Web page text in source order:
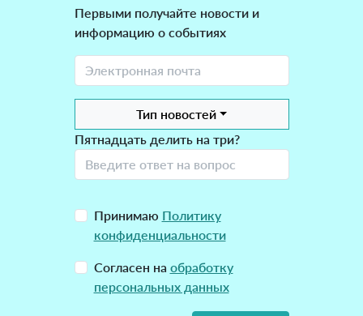
Первыми получайте новости и
информацию о событиях
Тип новостей
Пятнадцать делить на три?
Принимаю Политику
конфиденциальности
Согласен на обработку
персональных данных